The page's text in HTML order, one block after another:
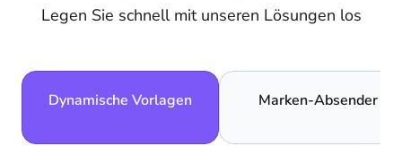
Legen Sie schnell mit unseren Lösungen los
Dynamische Vorlagen Marken-Absender